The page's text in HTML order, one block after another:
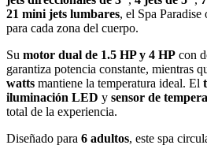
21 mini jets lumbares, el Spa Paradise
para cada zona del cuerpo.
Su motor dual de 1.5 HP y 4 HP con
garantiza potencia constante, mientras
watts mantiene la temperatura ideal. El
iluminación LED y sensor de
total de la experiencia.
Diseñado para 6 adultos, este spa